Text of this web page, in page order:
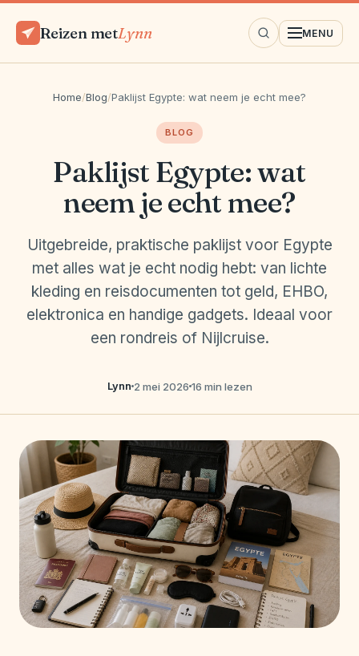
Reizen metLynn MENU
Home/Blog/Paklijst Egypte: wat neem je echt mee?
BLOG
Paklijst Egypte: wat
neem je echt mee?
Uitgebreide, praktische paklijst voor Egypte
met alles wat je echt nodig hebt: van lichte
kleding en reisdocumenten tot geld, EHBO,
elektronica en handige gadgets. Ideaal voor
een rondreis of Nijlcruise.
Lynn 2 mei 2026 16 min lezen